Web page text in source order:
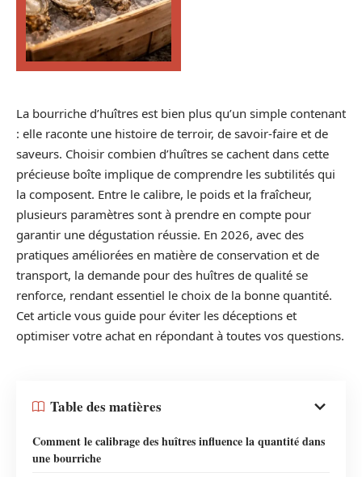
La bourriche d’huîtres est bien plus qu’un simple contenant
: elle raconte une histoire de terroir, de savoir-faire et de
saveurs. Choisir combien d’huîtres se cachent dans cette
précieuse boîte implique de comprendre les subtilités qui
la composent. Entre le calibre, le poids et la fraîcheur,
plusieurs paramètres sont à prendre en compte pour
garantir une dégustation réussie. En 2026, avec des
pratiques améliorées en matière de conservation et de
transport, la demande pour des huîtres de qualité se
renforce, rendant essentiel le choix de la bonne quantité.
Cet article vous guide pour éviter les déceptions et
optimiser votre achat en répondant à toutes vos questions.
Table des matières
Comment le calibrage des huîtres influence la quantité dans
une bourriche